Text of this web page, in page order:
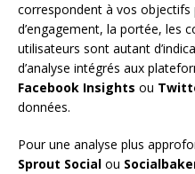
correspondent à vos objectifs
d’engagement, la portée, les
utilisateurs sont autant
d’analyse intégrés aux
Facebook Insights ou
données.
Pour une analyse plus
Sprout Social ou